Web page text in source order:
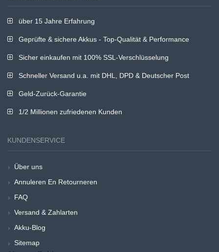
über 15 Jahre Erfahrung
Geprüfte & sichere Akkus - Top-Qualität & Performance
Sicher einkaufen mit 100% SSL-Verschlüsselung
Schneller Versand u.a. mit DHL, DPD & Deutscher Post
Geld-Zurück-Garantie
1/2 Millionen zufriedenen Kunden
KUNDENSERVICE
Über uns
Annuleren En Retourneren
FAQ
Versand & Zahlarten
Akku-Blog
Sitemap